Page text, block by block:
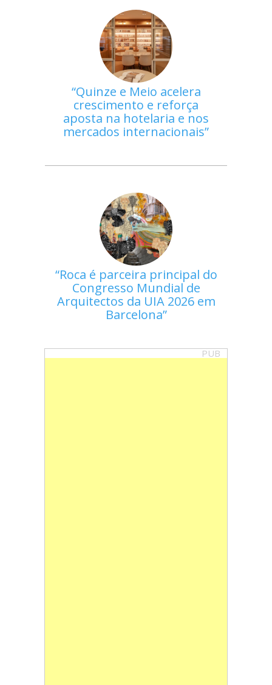
Quinze e Meio acelera
crescimento e reforça
aposta na hotelaria e nos
mercados internacionais
Roca é parceira principal do
Congresso Mundial de
Arquitectos da UIA 2026 em
Barcelona
PUB